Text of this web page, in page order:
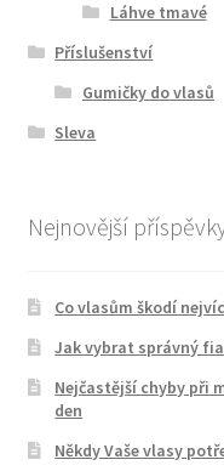
Láhve tmavé
Příslušenství
Gumičky do vlasů
Sleva
Nejnovější
Co vlasům škodí
Jak vybrat správný
Nejčastější chyby při
den
Někdy Vaše vlasy